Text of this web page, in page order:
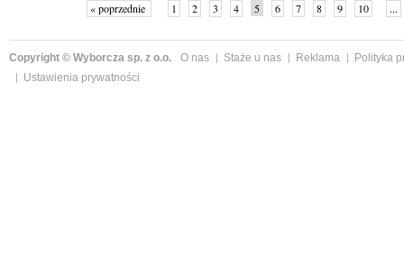
« poprzednie 1 2 3 4 5 6 7 8 9 10 ...
Copyright © Wyborcza sp. z o.o. O nas Staże u nas Reklama
Polityka
Ustawienia prywatności